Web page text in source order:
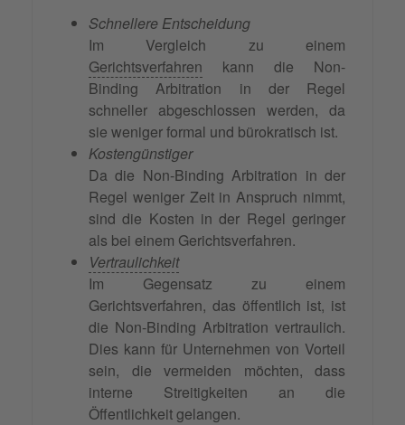
Schnellere Entscheidung
Im Vergleich zu einem
Gerichtsverfahren kann die Non-
Binding Arbitration in der Regel
schneller abgeschlossen werden, da
sie weniger formal und bürokratisch ist.
Kostengünstiger
Da die Non-Binding Arbitration in der
Regel weniger Zeit in Anspruch nimmt,
sind die Kosten in der Regel geringer
als bei einem Gerichtsverfahren.
Vertraulichkeit
Im Gegensatz zu einem
Gerichtsverfahren, das öffentlich ist, ist
die Non-Binding Arbitration vertraulich.
Dies kann für Unternehmen von Vorteil
sein, die vermeiden möchten, dass
interne Streitigkeiten an die
Öffentlichkeit gelangen.